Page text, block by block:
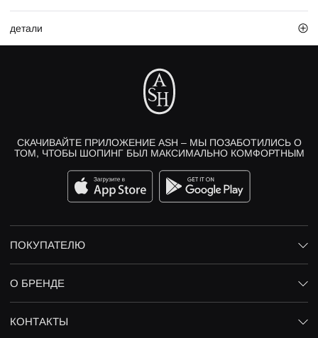
детали
СКАЧИВАЙТЕ ПРИЛОЖЕНИЕ ASH – МЫ ПОЗАБОТИЛИСЬ О
ТОМ, ЧТОБЫ ШОПИНГ БЫЛ МАКСИМАЛЬНО КОМФОРТНЫМ
ПОКУПАТЕЛЮ
О БРЕНДЕ
КОНТАКТЫ